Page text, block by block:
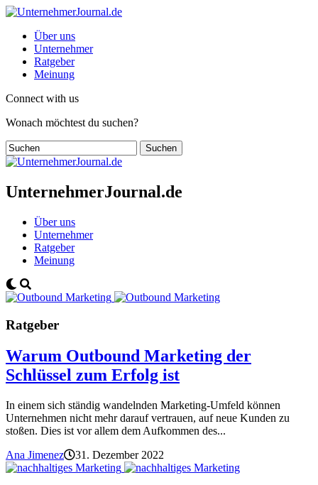
Über uns
Unternehmer
Ratgeber
Meinung
Connect with us
Wonach möchtest du suchen?
UnternehmerJournal.de
Über uns
Unternehmer
Ratgeber
Meinung
Ratgeber
Warum Outbound Marketing der
Schlüssel zum Erfolg ist
In einem sich ständig wandelnden Marketing-Umfeld können
Unternehmen nicht mehr darauf vertrauen, auf neue Kunden zu
stoßen. Dies ist vor allem dem Aufkommen des...
Ana Jimenez
31. Dezember 2022